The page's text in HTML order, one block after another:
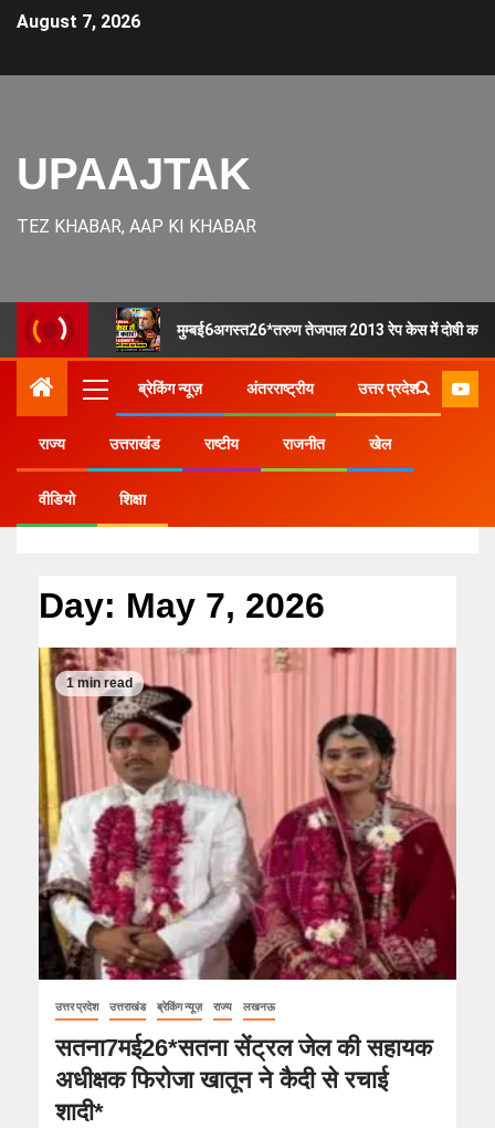
August 7, 2026
UPAAJTAK
TEZ KHABAR, AAP KI KHABAR
मुम्बई6अगस्त26*तरुण तेजपाल 2013 रेप केस में दोषी करार,
ब्रेकिंग न्यूज़ अंतरराष्ट्रीय उत्तर प्रदेश
राज्य उत्तराखंड राष्टीय राजनीत खेल
वीडियो शिक्षा
Home 2026
Day: May 7, 2026
1 min read
उत्तर प्रदेश उत्तराखंड ब्रेकिंग न्यूज़ राज्य लखनऊ
सतना7मई26*सतना सेंट्रल जेल की सहायक
अधीक्षक फिरोजा खातून ने कैदी से रचाई
शादी*